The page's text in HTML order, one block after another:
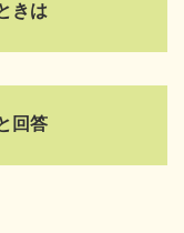
きは
回答